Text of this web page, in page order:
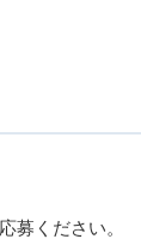
募ください。